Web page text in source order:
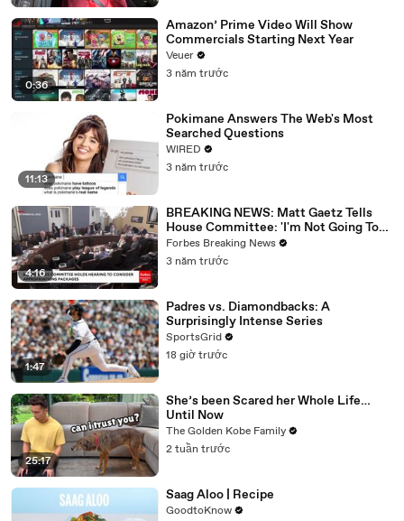
0:36
Amazon’ Prime Video Will Show
Commercials Starting Next Year
Veuer
3 năm trước
11:13
Pokimane Answers The Web's Most
Searched Questions
WIRED
3 năm trước
4:16
BREAKING NEWS: Matt Gaetz Tells
House Committee: 'I'm Not Going To
Vote For A Continuing Resolution'
Forbes Breaking News
3 năm trước
1:47
Padres vs. Diamondbacks: A
Surprisingly Intense Series
SportsGrid
18 giờ trước
25:17
She’s been Scared her Whole Life…
Until Now
The Golden Kobe Family
2 tuần trước
Saag Aloo | Recipe
GoodtoKnow